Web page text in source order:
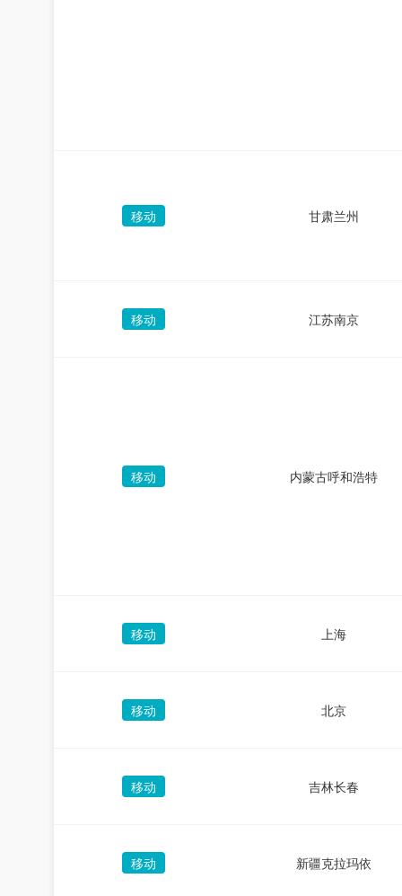
移动 甘肃兰州
移动 江苏南京
移动 内蒙古呼和浩特
移动 上海
移动 北京
移动 吉林长春
移动 新疆克拉玛依